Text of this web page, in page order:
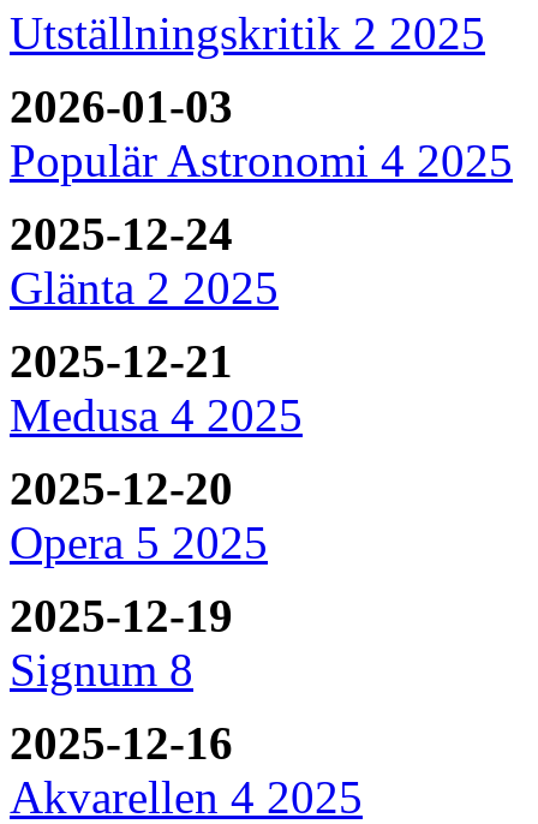
Utställningskritik 2 2025
2026-01-03
Populär Astronomi 4 2025
2025-12-24
Glänta 2 2025
2025-12-21
Medusa 4 2025
2025-12-20
Opera 5 2025
2025-12-19
Signum 8
2025-12-16
Akvarellen 4 2025